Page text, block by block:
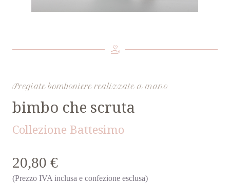
Pregiate bomboniere realizzate a mano
bimbo che scruta
Collezione Battesimo
20,80 €
(Prezzo IVA inclusa e confezione esclusa)